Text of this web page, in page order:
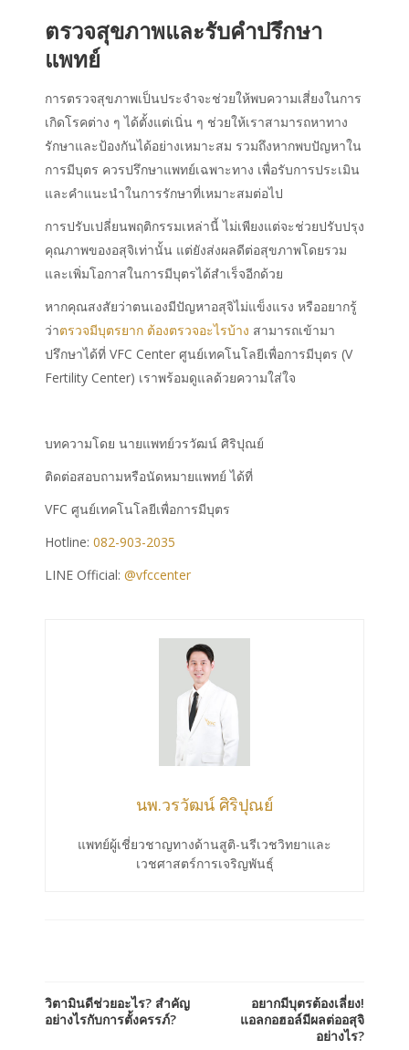
ตรวจสุขภาพและรับคำปรึกษา
แพทย์
การตรวจสุขภาพเป็นประจำจะช่วยให้พบความเสี่ยงในการ
เกิดโรคต่าง ๆ ได้ตั้งแต่เนิ่น ๆ ช่วยให้เราสามารถหาทาง
รักษาและป้องกันได้อย่างเหมาะสม รวมถึงหากพบปัญหาใน
การมีบุตร ควรปรึกษาแพทย์เฉพาะทาง เพื่อรับการประเมิน
และคำแนะนำในการรักษาที่เหมาะสมต่อไป
การปรับเปลี่ยนพฤติกรรมเหล่านี้ ไม่เพียงแต่จะช่วยปรับปรุง
คุณภาพของอสุจิเท่านั้น แต่ยังส่งผลดีต่อสุขภาพโดยรวม
และเพิ่มโอกาสในการมีบุตรได้สำเร็จอีกด้วย
หากคุณสงสัยว่าตนเองมีปัญหาอสุจิไม่แข็งแรง หรืออยากรู้
ว่าตรวจมีบุตรยาก ต้องตรวจอะไรบ้าง สามารถเข้ามา
ปรึกษาได้ที่ VFC Center ศูนย์เทคโนโลยีเพื่อการมีบุตร (V
Fertility Center) เราพร้อมดูแลด้วยความใส่ใจ
บทความโดย นายแพทย์วรวัฒน์ ศิริปุณย์
ติดต่อสอบถามหรือนัดหมายแพทย์ ได้ที่
VFC ศูนย์เทคโนโลยีเพื่อการมีบุตร
Hotline: 082-903-2035
LINE Official: @vfccenter
นพ.วรวัฒน์ ศิริปุณย์
แพทย์ผู้เชี่ยวชาญทางด้านสูติ-นรีเวชวิทยาและ
เวชศาสตร์การเจริญพันธุ์
วิตามินดีช่วยอะไร? สำคัญ
อย่างไรกับการตั้งครรภ์?
อยากมีบุตรต้องเลี่ยง!
แอลกอฮอล์มีผลต่ออสุจิ
อย่างไร?